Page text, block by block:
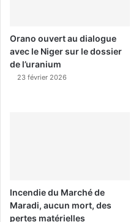
Orano ouvert au dialogue
avec le Niger sur le dossier
de l’uranium
23 février 2026
Incendie du Marché de
Maradi, aucun mort, des
pertes matérielles